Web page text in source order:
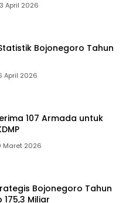
April 2026
Bojonegoro Tahun
April 2026
107 Armada untuk
Maret 2026
Bojonegoro Tahun
Miliar